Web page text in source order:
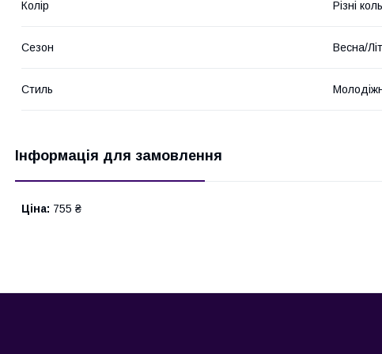
Колір Різні
Сезон Весна/
Стиль
Інформація для замовлення
Ціна: 755 ₴